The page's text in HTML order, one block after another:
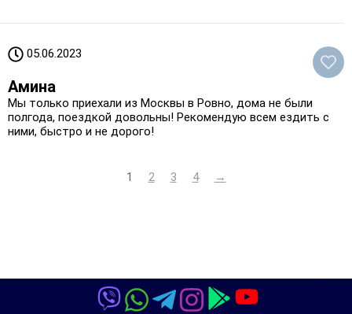
05.06.2023
Амина
Мы только приехали из Москвы в Ровно, дома не были
полгода, поездкой довольны! Рекомендую всем ездить с
ними, быстро и не дорого!
1 2 3 4 →